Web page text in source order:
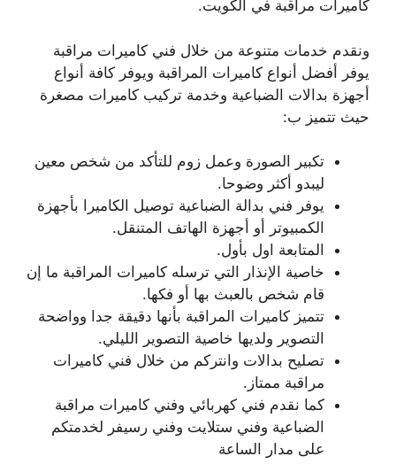
كاميرات مراقبة في الكويت.
ونقدم خدمات متنوعة من خلال فني كاميرات مراقبة
يوفر أفضل أنواع كاميرات المراقبة ويوفر كافة أنواع
أجهزة بدالات الضباعية وخدمة تركيب كاميرات مصغرة
حيث تتميز ب:
تكبير الصورة وعمل زوم للتأكد من شخص معين
ليبدو أكثر وضوحا.
يوفر فني بدالة الضباعية توصيل الكاميرا بأجهزة
الكمبيوتر أو أجهزة الهاتف المتنقل.
المتابعة اول بأول.
خاصية الإنذار التي ترسله كاميرات المراقبة ما إن
قام شخص بالعبث بها أو فكها.
تتميز كاميرات المراقبة بأنها دقيقة جدا وواضحة
التصوير ولديها خاصية التصوير الليلي.
تصليح بدالات وانتركم من خلال فني كاميرات
مراقبة ممتاز.
كما نقدم فني كهربائي وفني كاميرات مراقبة
الضباعية وفني ستلايت وفني رسيفر لخدمتكم
على مدار الساعة